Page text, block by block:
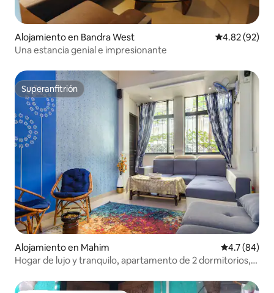
Alojamiento en Bandra West Calificación
4.82 (92)
Una estancia genial e impresionante
Superanfitrión
Superanfitrión
Alojamiento en Mahim Calificación
4.7 (84)
Hogar de lujo y tranquilo, apartamento de 2 dormitorios,